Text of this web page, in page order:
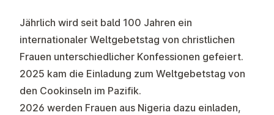
Jährlich wird seit bald 100 Jahren ein
internationaler Weltgebetstag von christlichen
Frauen unterschiedlicher Konfessionen gefeiert.
2025 kam die Einladung zum Weltgebetstag von
den Cookinseln im Pazifik.
2026 werden Frauen aus Nigeria dazu einladen,